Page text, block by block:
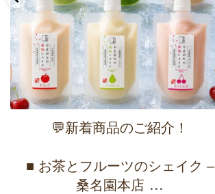
💬新着商品のご紹介！
■ お茶とフルーツのシェイク –
桑名園本店 ...